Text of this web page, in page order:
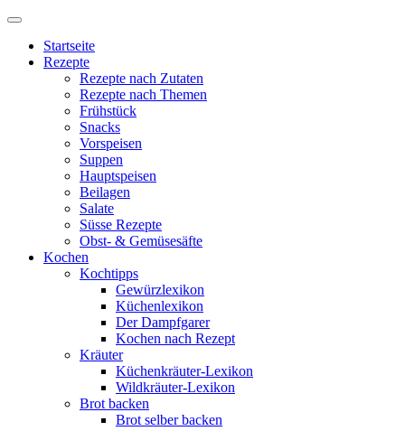
Startseite
Rezepte
Rezepte nach Zutaten
Rezepte nach Themen
Frühstück
Snacks
Vorspeisen
Suppen
Hauptspeisen
Beilagen
Salate
Süsse Rezepte
Obst- & Gemüsesäfte
Kochen
Kochtipps
Gewürzlexikon
Küchenlexikon
Der Dampfgarer
Kochen nach Rezept
Kräuter
Küchenkräuter-Lexikon
Wildkräuter-Lexikon
Brot backen
Brot selber backen